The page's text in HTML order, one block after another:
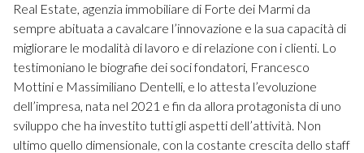
Real Estate, agenzia immobiliare di Forte dei Marmi da
sempre abituata a cavalcare l’innovazione e la sua capacità di
migliorare le modalità di lavoro e di relazione con i clienti. Lo
testimoniano le biografie dei soci fondatori, Francesco
Mottini e Massimiliano Dentelli, e lo attesta l’evoluzione
dell’impresa, nata nel 2021 e fin da allora protagonista di uno
sviluppo che ha investito tutti gli aspetti dell’attività. Non
ultimo quello dimensionale, con la costante crescita dello staff